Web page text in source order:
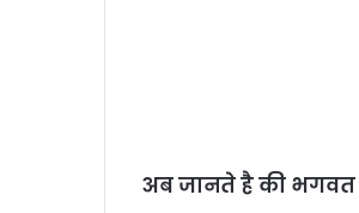
अब जानते है की भगवत